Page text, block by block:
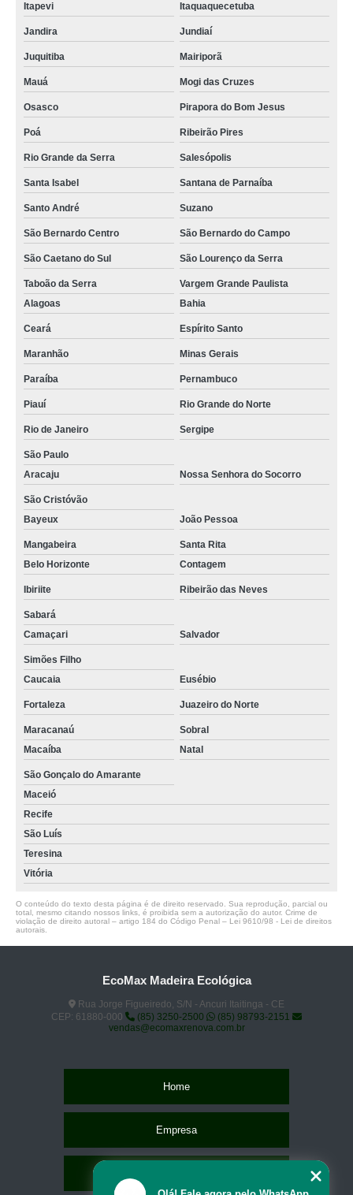
Itapevi Itaquaquecetuba
Jandira Jundiaí
Juquitiba Mairiporã
Mauá Mogi das Cruzes
Osasco Pirapora do Bom Jesus
Poá Ribeirão Pires
Rio Grande da Serra Salesópolis
Santa Isabel Santana de Parnaíba
Santo André Suzano
São Bernardo Centro São Bernardo do Campo
São Caetano do Sul São Lourenço da Serra
Taboão da Serra
Vargem Grande Paulista
Alagoas
Bahia
Ceará Espírito Santo
Maranhão Minas Gerais
Paraíba Pernambuco
Piauí Rio Grande do Norte
Rio de Janeiro Sergipe
São Paulo
Aracaju
Nossa Senhora do Socorro
São Cristóvão
Bayeux
João Pessoa
Mangabeira
Santa Rita
Belo Horizonte
Contagem
Ibiriite Ribeirão das Neves
Sabará
Camaçari
Salvador
Simões Filho
Caucaia
Eusébio
Fortaleza Juazeiro do Norte
Maracanaú
Sobral
Macaíba
Natal
São Gonçalo do Amarante
Maceió
Recife
São Luís
Teresina
Vitória
O conteúdo do texto desta página é de direito reservado. Sua reprodução, parcial ou
total, mesmo citando nossos links, é proibida sem a autorização do autor. Crime de
violação de direito autoral – artigo 184 do Código Penal – Lei 9610/98 - Lei de direitos
autorais
EcoMax Madeira Ecológica
Rua Jorge Figueiredo, S/N - Ancuri Itaitinga - CE
CEP: 61880-000
(85) 3250-2500
(85) 98793-2151
vendas@ecomaxrenova.com.br
Home
Empresa